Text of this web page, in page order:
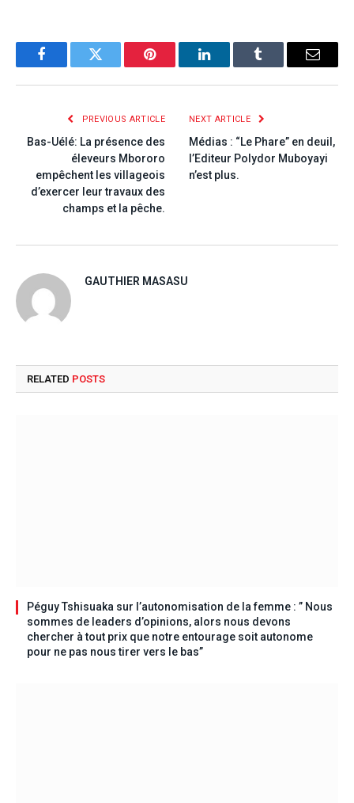
FacebookTwitter Pinterest LinkedInTumblr Email
PREVIOUS ARTICLE
Bas-Uélé: La présence des
éleveurs Mbororo
empêchent les villageois
d’exercer leur travaux des
champs et la pêche.
NEXT ARTICLE
Médias : “Le Phare” en deuil,
l’Editeur Polydor Muboyayi
n’est plus.
GAUTHIER MASASU
RELATED POSTS
Péguy Tshisuaka sur l’autonomisation de la femme : ” Nous
sommes de leaders d’opinions, alors nous devons
chercher à tout prix que notre entourage soit autonome
pour ne pas nous tirer vers le bas”